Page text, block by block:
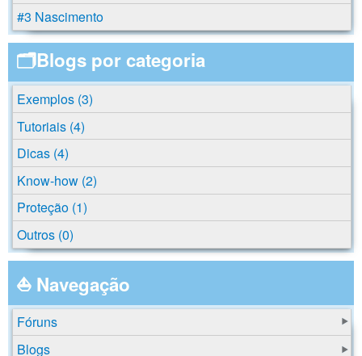
#3 Nascimento
🗂️Blogs por categoria
Exemplos (3)
Tutoriais (4)
Dicas (4)
Know-how (2)
Proteção (1)
Outros (0)
⛵ Navegação
Fóruns
Blogs